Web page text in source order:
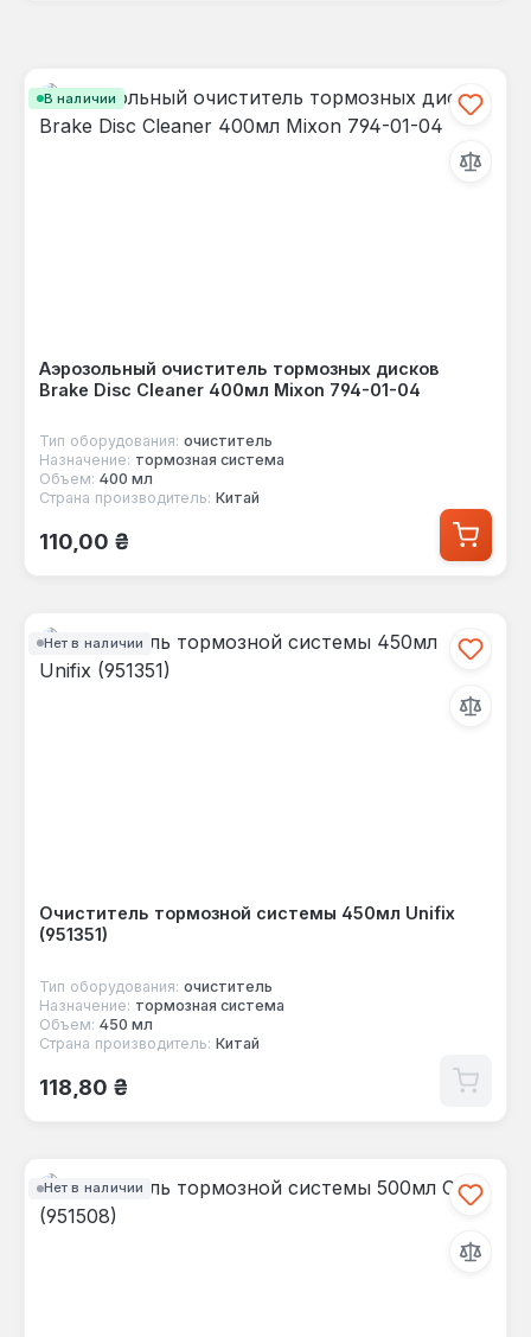
В наличии
Аэрозольный очиститель тормозных дисков
Brake Disc Cleaner 400мл Mixon 794-01-04
Тип оборудования: очиститель
Назначение: тормозная система
Объем: 400 мл
Страна производитель: Китай
Обычная цена:
110,00 ₴
Нет в наличии
Очиститель тормозной системы 450мл Unifix
(951351)
Тип оборудования: очиститель
Назначение: тормозная система
Объем: 450 мл
Страна производитель: Китай
Обычная цена:
118,80 ₴
Нет в наличии